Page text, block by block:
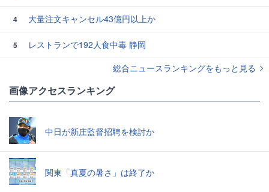
4 大量注文キャンセル43億円以上か
5
レストランで192人食中毒 静岡
総合ニュースランキングをもっと見る
画像アクセスランキング
中日が新庄監督招聘を検討か
関東「真夏の暑さ」は終了か